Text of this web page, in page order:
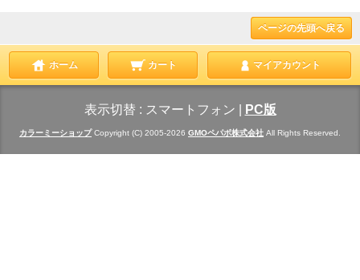
ページの先頭へ戻る
ホーム カート マイアカウント
表示切替 : スマートフォン PC版
カラーミーショップCopyright (C) 2005-2026 GMOペパボ株式会社 All Rights Reserved.